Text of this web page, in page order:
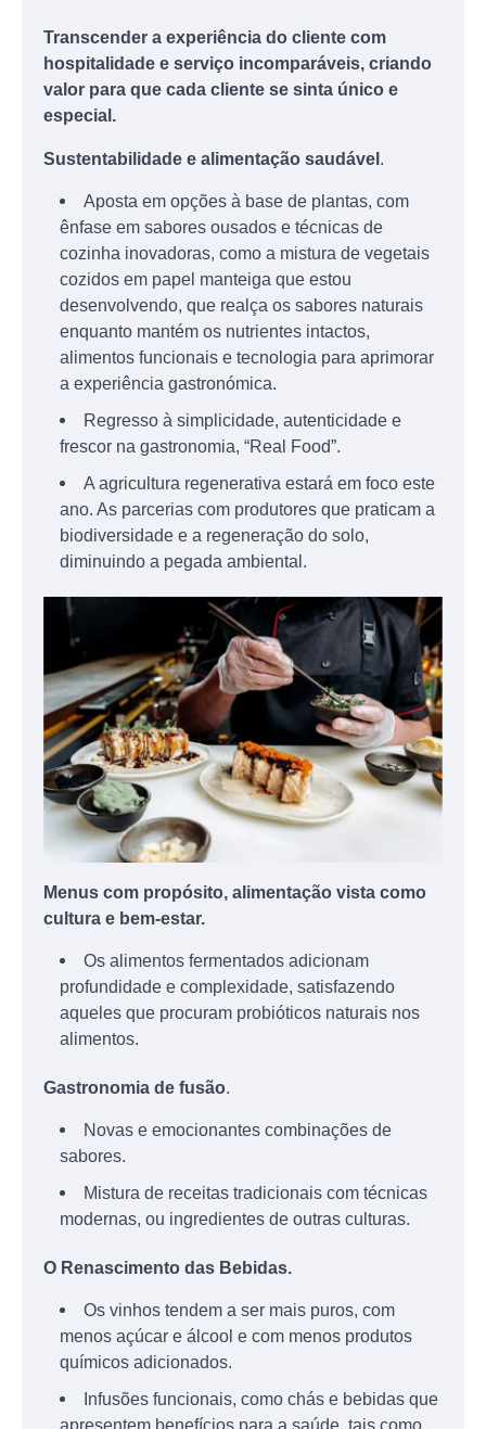
Transcender a experiência do cliente com
hospitalidade e serviço incomparáveis, criando
valor para que cada cliente se sinta único e
especial.
Sustentabilidade e alimentação saudável .
Aposta em opções à base de plantas, com
ênfase em sabores ousados e técnicas de
cozinha inovadoras, como a mistura de vegetais
cozidos em papel manteiga que estou
desenvolvendo, que realça os sabores naturais
enquanto mantém os nutrientes intactos,
alimentos funcionais e tecnologia para aprimorar
a experiência gastronómica.
Regresso à simplicidade, autenticidade e
frescor na gastronomia, “Real Food”.
A agricultura regenerativa estará em foco este
ano. As parcerias com produtores que praticam a
biodiversidade e a regeneração do solo,
diminuindo a pegada ambiental.
Menus com propósito, alimentação vista como
cultura e bem-estar.
Os alimentos fermentados adicionam
profundidade e complexidade, satisfazendo
aqueles que procuram probióticos naturais nos
alimentos.
Gastronomia de fusão.
Novas e emocionantes combinações de
sabores.
Mistura de receitas tradicionais com técnicas
modernas, ou ingredientes de outras culturas.
O Renascimento das Bebidas.
Os vinhos tendem a ser mais puros, com
menos açúcar e álcool e com menos produtos
químicos adicionados.
Infusões funcionais, como chás e bebidas que